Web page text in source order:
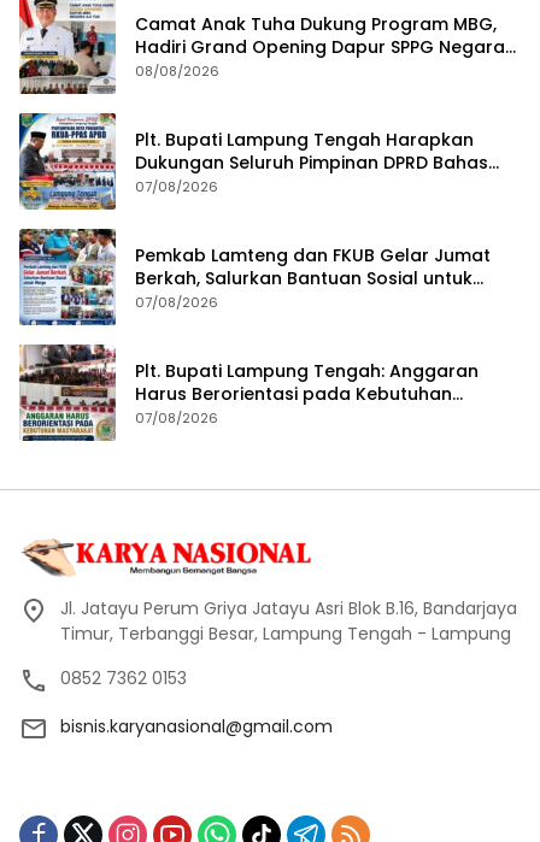
Camat Anak Tuha Dukung Program MBG,
Hadiri Grand Opening Dapur SPPG Negara
Aji Tua Lampung Tengah
08/08/2026
Plt. Bupati Lampung Tengah Harapkan
Dukungan Seluruh Pimpinan DPRD Bahas
RKUA-PPAS APBD Tahun 2027
07/08/2026
Pemkab Lamteng dan FKUB Gelar Jumat
Berkah, Salurkan Bantuan Sosial untuk
Warga
07/08/2026
Plt. Bupati Lampung Tengah: Anggaran
Harus Berorientasi pada Kebutuhan
Masyarakat
07/08/2026
Jl. Jatayu Perum Griya Jatayu Asri Blok B.16, Bandarjaya
Timur, Terbanggi Besar, Lampung Tengah - Lampung
0852 7362 0153
bisnis.karyanasional@gmail.com